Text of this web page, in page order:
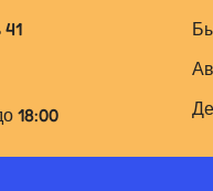
41
18:00